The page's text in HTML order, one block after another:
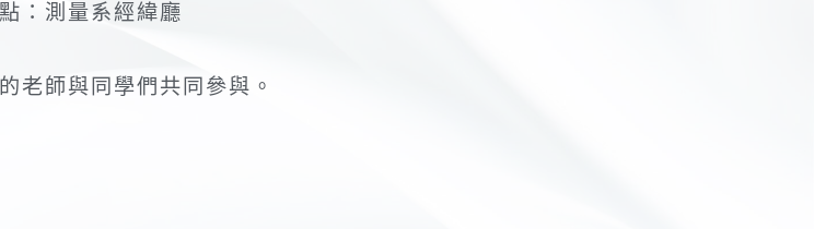
：測量系經緯廳
老師與同學們共同參與。